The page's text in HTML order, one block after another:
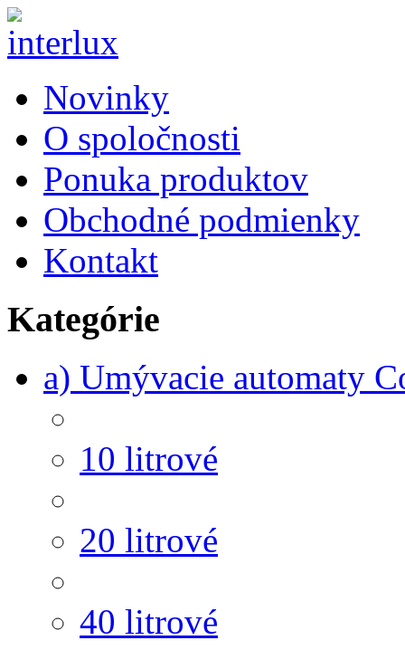
Novinky
O spoločnosti
Ponuka produktov
Obchodné podmienky
Kontakt
Kategórie
a) Umývacie automaty
10 litrové
20 litrové
40 litrové